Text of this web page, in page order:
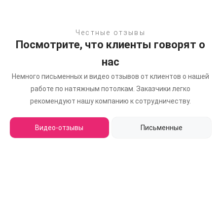
Честные отзывы
Посмотрите, что клиенты говорят о
нас
Немного письменных и видео отзывов от клиентов о нашей
работе по натяжным потолкам. Заказчики легко
рекомендуют нашу компанию к сотрудничеству.
Видео-отзывы Письменные